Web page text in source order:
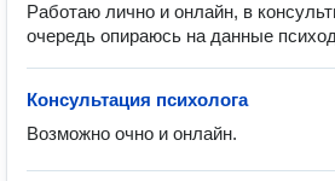
Работаю лично и онлайн, в
очередь опираюсь на данные
Консультация психолога
Возможно очно и онлайн.